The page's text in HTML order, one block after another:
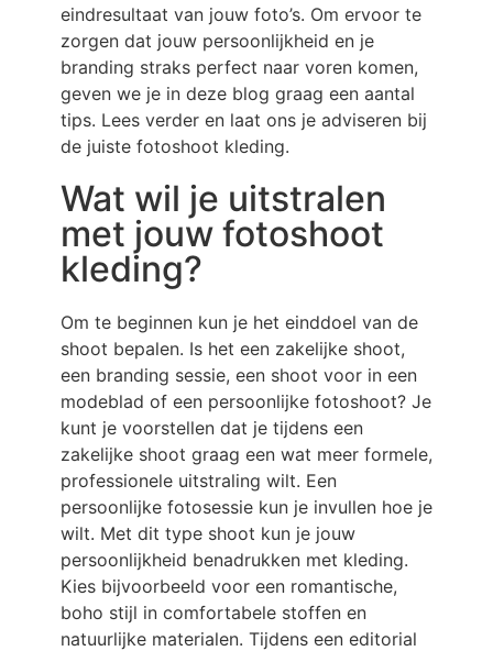
eindresultaat van jouw foto’s. Om ervoor te
zorgen dat jouw persoonlijkheid en je
branding straks perfect naar voren komen,
geven we je in deze blog graag een aantal
tips. Lees verder en laat ons je adviseren bij
de juiste fotoshoot kleding.
Wat wil je uitstralen
met jouw fotoshoot
kleding?
Om te beginnen kun je het einddoel van de
shoot bepalen. Is het een zakelijke shoot,
een branding sessie, een shoot voor in een
modeblad of een persoonlijke fotoshoot? Je
kunt je voorstellen dat je tijdens een
zakelijke shoot graag een wat meer formele,
professionele uitstraling wilt. Een
persoonlijke fotosessie kun je invullen hoe je
wilt. Met dit type shoot kun je jouw
persoonlijkheid benadrukken met kleding.
Kies bijvoorbeeld voor een romantische,
boho stijl in comfortabele stoffen en
natuurlijke materialen. Tijdens een editorial